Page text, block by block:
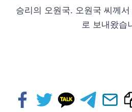
승리의 오원국. 오원국 씨께
로 보내왔습